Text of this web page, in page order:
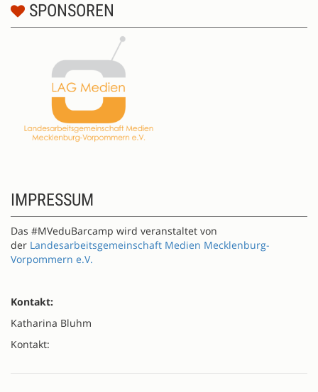
SPONSOREN
IMPRESSUM
Das #MVeduBarcamp wird veranstaltet von
der Landesarbeitsgemeinschaft Medien Mecklenburg-
Vorpommern e.V.
Kontakt:
Katharina Bluhm
Kontakt: